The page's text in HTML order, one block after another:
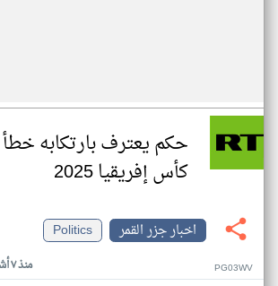
حكم يعترف بارتكابه
كأس إفريقيا 2025
اخبار جزر القمر
Politics
منذ ٧ أشهر PG03WV